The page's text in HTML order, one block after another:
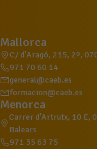
Mallorca
C/ d'Aragó, 215, 2º,
971 70 60 14
general@caeb.es
formacion@caeb.es
Menorca
Carrer d'Artrutx, 10 E,
Balears
971 35 63 75